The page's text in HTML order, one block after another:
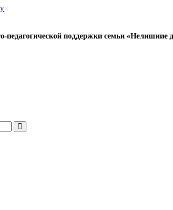
педагогической поддержки семьи «Нелишние